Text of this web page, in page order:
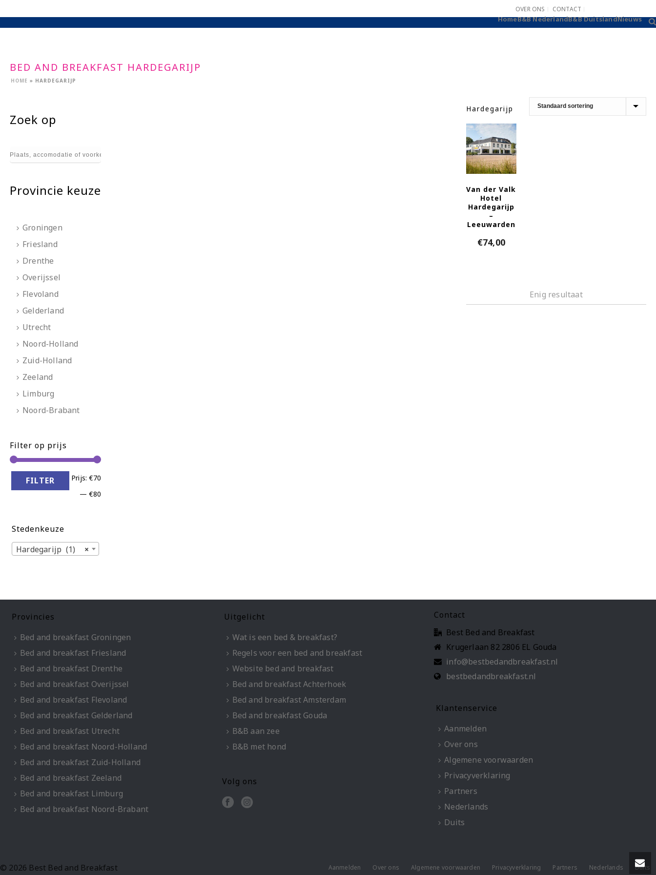
OVER ONS CONTACT
HomeB&B NederlandB&B DuitslandNieuws
BED AND BREAKFAST HARDEGARIJP
HOME » HARDEGARIJP
Hardegarijp
Van der Valk
Hotel
Hardegarijp
–
Leeuwarden
€74,00
Enig resultaat
Zoek op
Provincie keuze
Groningen
Friesland
Drenthe
Overijssel
Flevoland
Gelderland
Utrecht
Noord-Holland
Zuid-Holland
Zeeland
Limburg
Noord-Brabant
Filter op prijs
FILTER Prijs:€70
—€80
Stedenkeuze
×
Hardegarijp (1)
Provincies
Bed and breakfast Groningen
Bed and breakfast Friesland
Bed and breakfast Drenthe
Bed and breakfast Overijssel
Bed and breakfast Flevoland
Bed and breakfast Gelderland
Bed and breakfast Utrecht
Bed and breakfast Noord-Holland
Bed and breakfast Zuid-Holland
Bed and breakfast Zeeland
Bed and breakfast Limburg
Bed and breakfast Noord-Brabant
Uitgelicht
Wat is een bed & breakfast?
Regels voor een bed and breakfast
Website bed and breakfast
Bed and breakfast Achterhoek
Bed and breakfast Amsterdam
Bed and breakfast Gouda
B&B aan zee
B&B met hond
Volg ons
Contact
Best Bed and Breakfast
Krugerlaan 82 2806 EL Gouda
info@bestbedandbreakfast.nl
bestbedandbreakfast.nl
Klantenservice
Aanmelden
Over ons
Algemene voorwaarden
Privacyverklaring
Partners
Nederlands
Duits
© 2026 Best Bed and Breakfast Aanmelden Over ons Algemene voorwaarden Privacyverklaring Partners Nederlands Duits